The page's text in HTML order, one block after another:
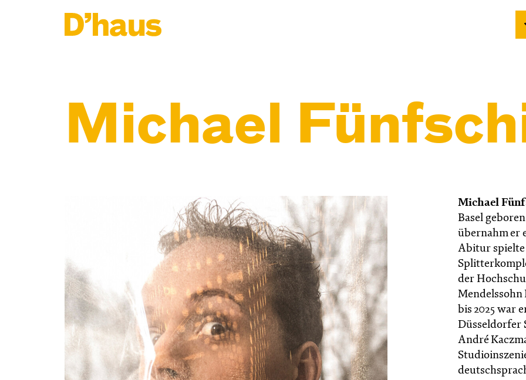
Michael
Michael
Basel
übernahm er
Abitur spielte
der
Mendelssohn
bis 2025 war
Düsseldorfer
André